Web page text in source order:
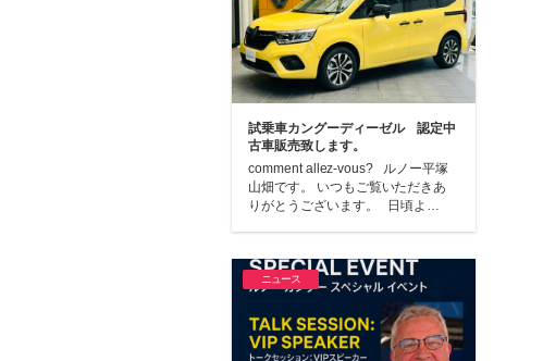
試乗車カングーディーゼル 認定中
古車販売致します。
comment allez-vous? ルノー平塚
山畑です。 いつもご覧いただきあ
りがとうございます。 日頃よ…
ニュース